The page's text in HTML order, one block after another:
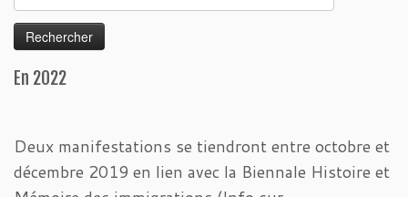
En 2022
Deux manifestations se tiendront entre octobre et
décembre 2019 en lien avec la Biennale Histoire et